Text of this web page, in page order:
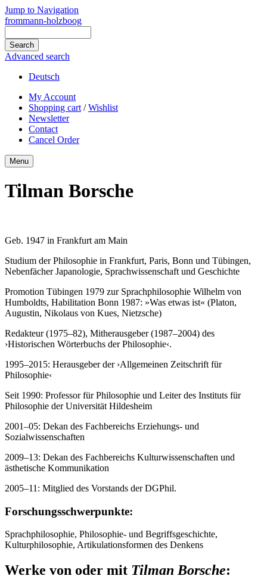
Jump to Navigation
frommann-holzboog
Advanced search
Deutsch
My Account
Shopping cart /Wishlist
Newsletter
Contact
Cancel Order
Menu
Tilman Borsche
Geb. 1947 in Frankfurt am Main
Studium der Philosophie in Frankfurt, Paris, Bonn und Tübingen,
Nebenfächer Japanologie, Sprachwissenschaft und Geschichte
Promotion Tübingen 1979 zur Sprachphilosophie Wilhelm von
Humboldts, Habilitation Bonn 1987: »Was etwas ist« (Platon,
Augustin, Nikolaus von Kues, Nietzsche)
Redakteur (1975–82), Mitherausgeber (1987–2004) des
›Historischen Wörterbuchs der Philosophie‹.
1995–2015: Herausgeber der ›Allgemeinen Zeitschrift für
Philosophie‹
Seit 1990: Professor für Philosophie und Leiter des Instituts für
Philosophie der Universität Hildesheim
2001–05: Dekan des Fachbereichs Erziehungs- und
Sozialwissenschaften
2009–13: Dekan des Fachbereichs Kulturwissenschaften und
ästhetische Kommunikation
2005–11: Mitglied des Vorstands der DGPhil.
Forschungsschwerpunkte:
Sprachphilosophie, Philosophie- und Begriffsgeschichte,
Kulturphilosophie, Artikulationsformen des Denkens
Werke von oder mit Tilman Borsche: